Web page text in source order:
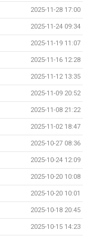
2025-11-28 17:00
2025-11-24 09:34
2025-11-19 11:07
2025-11-16 12:28
2025-11-12 13:35
2025-11-09 20:52
2025-11-08 21:22
2025-11-02 18:47
2025-10-27 08:36
2025-10-24 12:09
2025-10-20 10:08
2025-10-20 10:01
2025-10-18 20:45
2025-10-15 14:23